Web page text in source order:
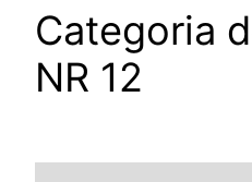
Categoria
NR 12